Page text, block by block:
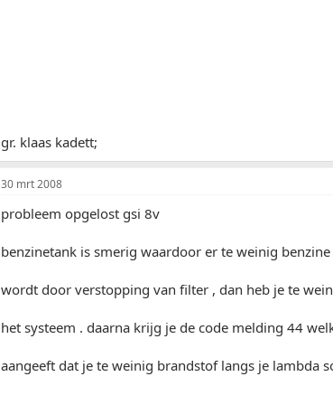
gr. klaas kadett;
30 mrt 2008
probleem opgelost gsi 8v
benzinetank is smerig waardoor er te weinig
wordt door verstopping van filter , dan heb je te
het systeem . daarna krijg je de code melding 44
aangeeft dat je te weinig brandstof langs je lambda